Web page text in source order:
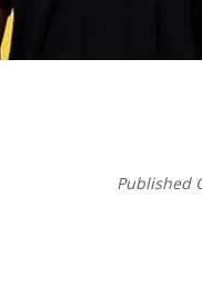
Published